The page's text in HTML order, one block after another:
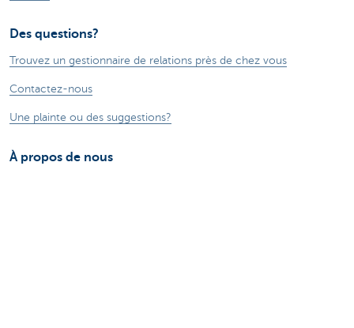
Des questions?
Trouvez un gestionnaire de relations près de chez vous
Contactez-nous
Une plainte ou des suggestions?
À propos de nous